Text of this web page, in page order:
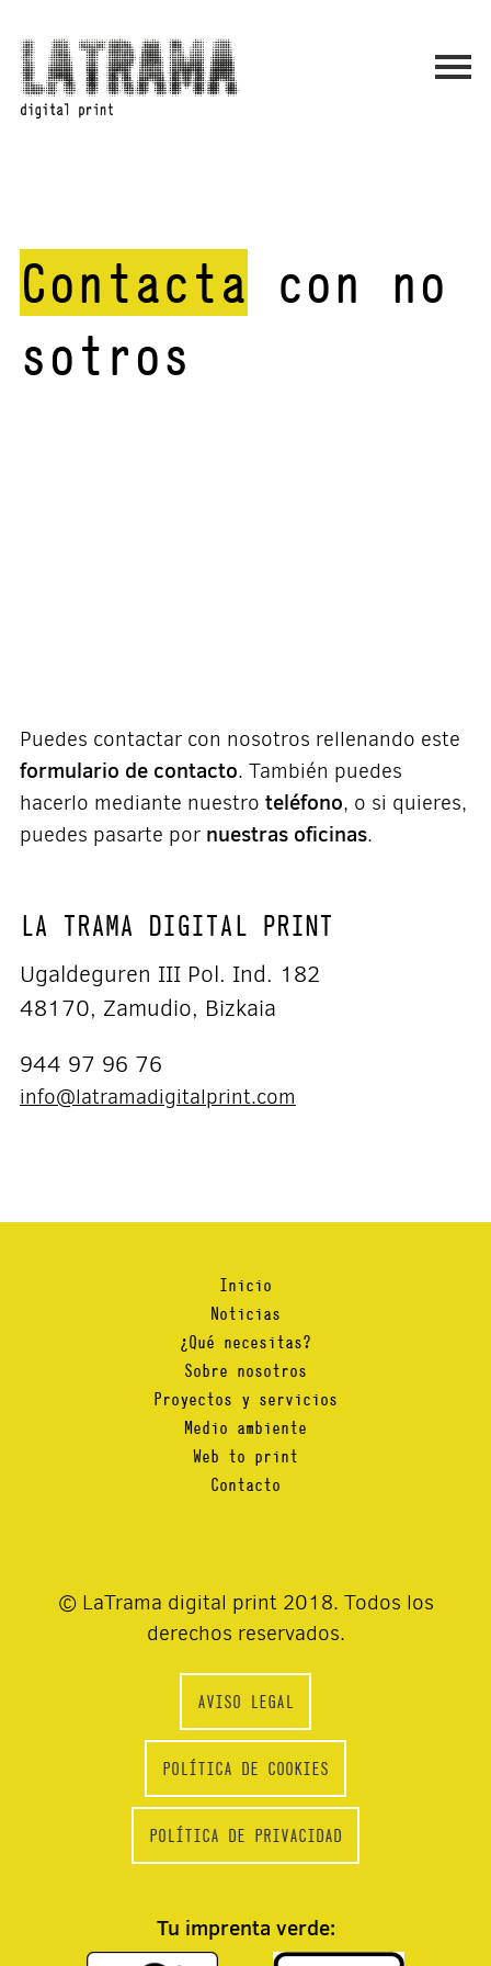
Contacta con no
sotros
Puedes contactar con nosotros rellenando este
formulario de contacto. También puedes
hacerlo mediante nuestro teléfono, o si quieres,
puedes pasarte por nuestras oficinas.
LA TRAMA DIGITAL PRINT
Ugaldeguren III Pol. Ind. 182
48170, Zamudio, Bizkaia
944 97 96 76
info@latramadigitalprint.com
Inicio
Noticias
¿Qué necesitas?
Sobre nosotros
Proyectos y servicios
Medio ambiente
Web to print
Contacto
© LaTrama digital print 2018. Todos los
derechos reservados.
AVISO LEGAL
POLÍTICA DE COOKIES
POLÍTICA DE PRIVACIDAD
Tu imprenta verde: